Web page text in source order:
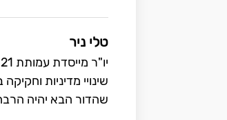
טלי ניר
שינויי מדיניות
שהדור הבא יהיה